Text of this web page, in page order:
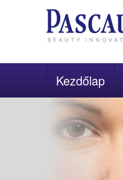
Kezdőlap